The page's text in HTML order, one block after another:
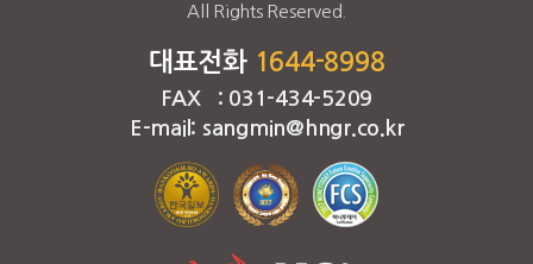
All Rights Reserved.
대표전화 1644-8998
FAX : 031-434-5209
E-mail: sangmin@hngr.co.kr